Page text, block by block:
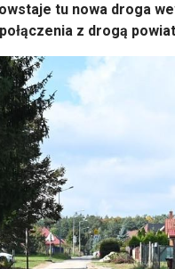
tu nowa droga
z drogą